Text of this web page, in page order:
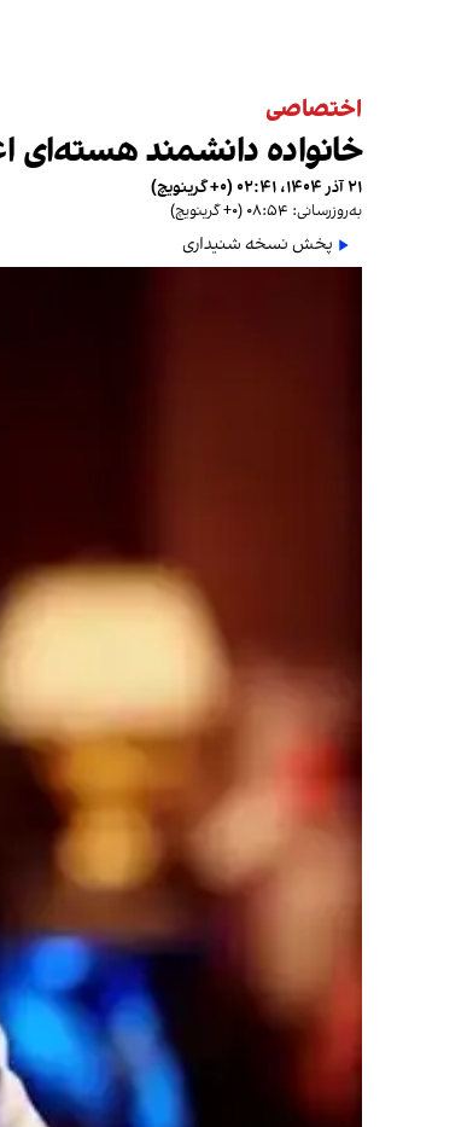
اختصاصی
خانواده دانشمند هسته‌ای
۲۱ آذر ۱۴۰۴، ۰۲:۴۱ (‎+۰ گرینویچ)
به‌روزرسانی: ۰۸:۵۴ (‎+۰ گرینویچ)
پخش نسخه شنیداری